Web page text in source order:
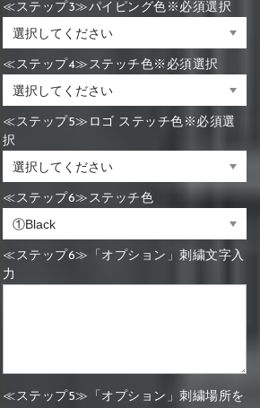
≪ステップ3≫パイピング色※必須選択
≪ステップ4≫ステッチ色※必須選択
≪ステップ5≫ロゴ ステッチ色※必須選
択
≪ステップ6≫ステッチ色
≪ステップ6≫「オプション」刺繍文字入
力
≪ステップ5≫「オプション」刺繍場所を